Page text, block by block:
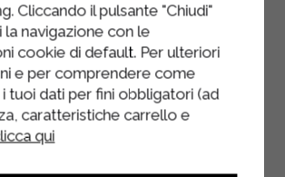
strato di crema al
sul fondo del
che si è scelto,
i savoiardi leggermente
succo di pesche,
con la crema e aggiungere
Cliccando il pulsante "Chiudi"
la navigazione con le
cookie di default. Per ulteriori
e per comprendere come
tuoi dati per fini obbligatori (ad
caratteristiche carrello e
qui